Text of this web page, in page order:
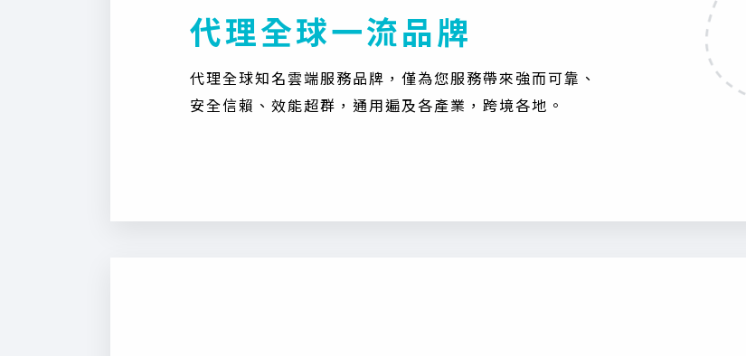
代理全球一流品牌
代理全球知名雲端服務品牌，僅為您服務帶來強而可靠、
安全信賴、效能超群，通用遍及各產業，跨境各地。